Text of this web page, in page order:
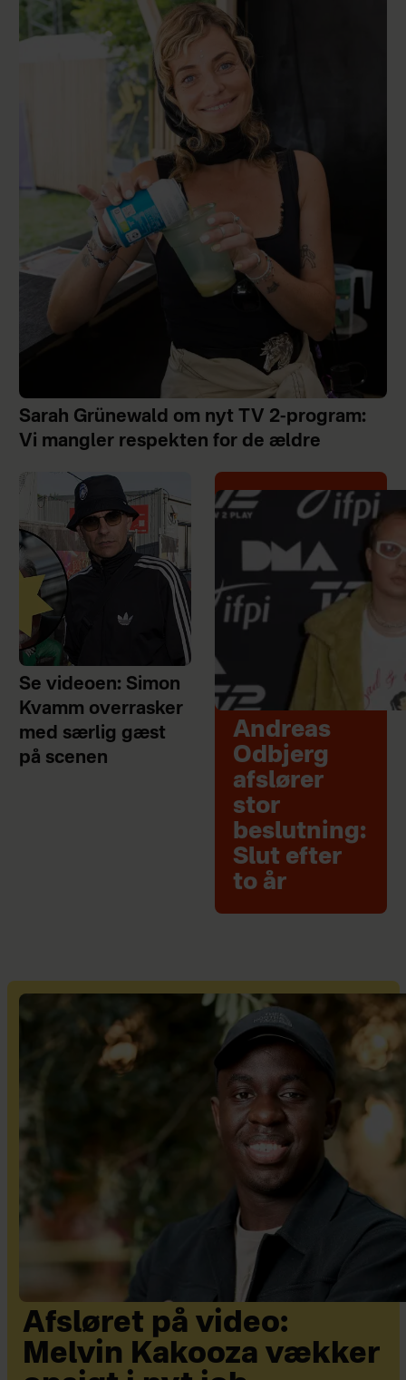
Sarah Grünewald om nyt TV 2-program:
Vi mangler respekten for de ældre
Se videoen: Simon
Kvamm overrasker
med særlig gæst
på scenen
Andreas
Odbjerg
afslører
stor
beslutning:
Slut efter
to år
Afsløret på video:
Melvin Kakooza vækker